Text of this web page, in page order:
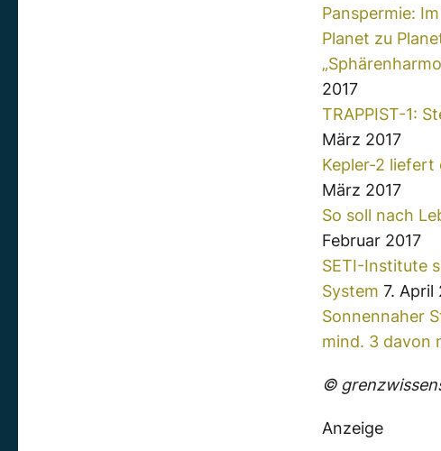
Panspermie:
Planet zu
2017
TRAPPIST-1:
März 2017
Kepler-2 liefert
März 2017
So soll nach
Februar 2017
SETI-Institute
System 7. April
Sonnennaher
mind. 3 davon
©
Anzeige